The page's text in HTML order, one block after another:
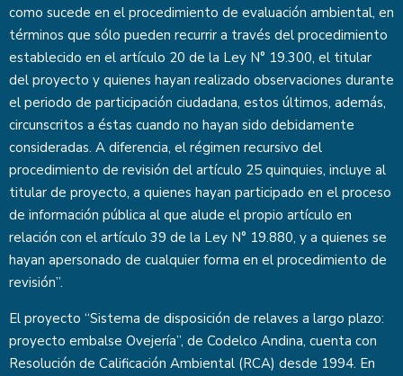
como sucede en el procedimiento de evaluación ambiental, en
términos que sólo pueden recurrir a través del procedimiento
establecido en el artículo 20 de la Ley N° 19.300, el titular
del proyecto y quienes hayan realizado observaciones durante
el periodo de participación ciudadana, estos últimos, además,
circunscritos a éstas cuando no hayan sido debidamente
consideradas. A diferencia, el régimen recursivo del
procedimiento de revisión del artículo 25 quinquies, incluye al
titular de proyecto, a quienes hayan participado en el proceso
de información pública al que alude el propio artículo en
relación con el artículo 39 de la Ley N° 19.880, y a quienes se
hayan apersonado de cualquier forma en el procedimiento de
revisión”.
El proyecto “Sistema de disposición de relaves a largo plazo:
proyecto embalse Ovejería”, de Codelco Andina, cuenta con
Resolución de Calificación Ambiental (RCA) desde 1994. En